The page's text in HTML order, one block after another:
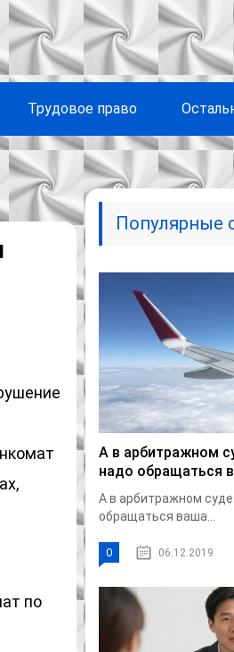
Трудовое право
по
Популярные
А в арбитражном
надо обращаться
А в арбитражном
обращаться ваша...
0 06.12.2019